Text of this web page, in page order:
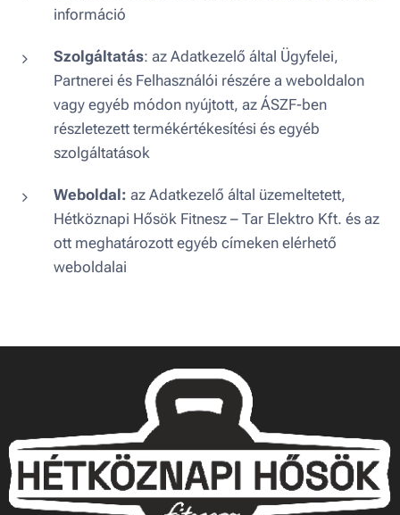
információ
Szolgáltatás: az Adatkezelő által Ügyfelei,
Partnerei és Felhasználói részére a weboldalon
vagy egyéb módon nyújtott, az ÁSZF-ben
részletezett termékértékesítési és egyéb
szolgáltatások
Weboldal: az Adatkezelő által üzemeltetett,
Hétköznapi Hősök Fitnesz – Tar Elektro Kft. és az
ott meghatározott egyéb címeken elérhető
weboldalai